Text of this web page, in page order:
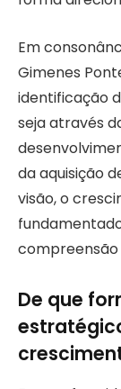
Em
Gimenes
identificação
seja através
da aquisição
visão, o
De que